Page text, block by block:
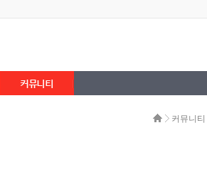
커뮤니티
커뮤니티